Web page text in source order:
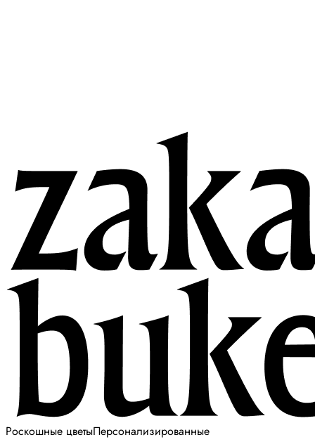
Роскошные цветыПерсонализированные